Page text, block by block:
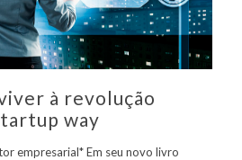
à revolução
way
empresarial* Em seu novo livro